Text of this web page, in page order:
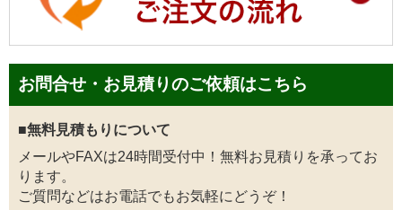
お問合せ・お見積りのご依頼はこちら
■無料見積もりについて
メールやFAXは24時間受付中！無料お見積りを承ってお
ります。
ご質問などはお電話でもお気軽にどうぞ！